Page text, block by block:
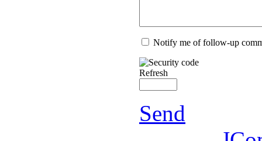
Notify me of follow-up
Refresh
Send